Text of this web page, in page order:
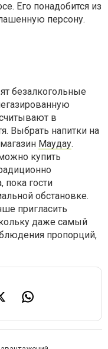
Его понадобится из
персону.
безалкогольные
в
Выбрать напитки на
Маудау.
купить
пока гости
обстановке.
пригласить
даже самый
пропорций,